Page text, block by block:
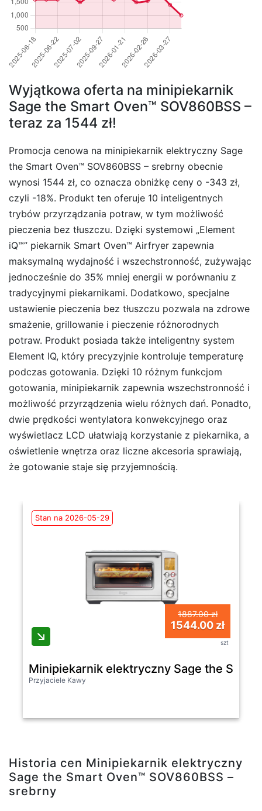
Wyjątkowa oferta na minipiekarnik
Sage the Smart Oven™ SOV860BSS –
teraz za 1544 zł!
Promocja cenowa na minipiekarnik elektryczny Sage
the Smart Oven™ SOV860BSS – srebrny obecnie
wynosi 1544 zł, co oznacza obniżkę ceny o -343 zł,
czyli -18%. Produkt ten oferuje 10 inteligentnych
trybów przyrządzania potraw, w tym możliwość
pieczenia bez tłuszczu. Dzięki systemowi „Element
iQ™” piekarnik Smart Oven™ Airfryer zapewnia
maksymalną wydajność i wszechstronność, zużywając
jednocześnie do 35% mniej energii w porównaniu z
tradycyjnymi piekarnikami. Dodatkowo, specjalne
ustawienie pieczenia bez tłuszczu pozwala na zdrowe
smażenie, grillowanie i pieczenie różnorodnych
potraw. Produkt posiada także inteligentny system
Element IQ, który precyzyjnie kontroluje temperaturę
podczas gotowania. Dzięki 10 różnym funkcjom
gotowania, minipiekarnik zapewnia wszechstronność i
możliwość przyrządzenia wielu różnych dań. Ponadto,
dwie prędkości wentylatora konwekcyjnego oraz
wyświetlacz LCD ułatwiają korzystanie z piekarnika, a
oświetlenie wnętrza oraz liczne akcesoria sprawiają,
że gotowanie staje się przyjemnością.
Stan na 2026-05-29
1887.00 zł
1544.00 zł
szt
Minipiekarnik elektryczny Sage the
Przyjaciele Kawy
Historia cen Minipiekarnik elektryczny
Sage the Smart Oven™ SOV860BSS –
srebrny